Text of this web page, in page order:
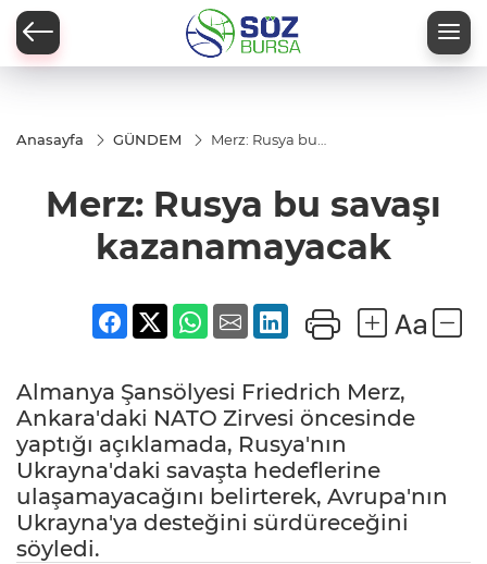
Anasayfa GÜNDEM
Merz: Rusya bu
Merz: Rusya bu savaşı
kazanamayacak
Almanya Şansölyesi Friedrich Merz,
Ankara'daki NATO Zirvesi öncesinde
yaptığı açıklamada, Rusya'nın
Ukrayna'daki savaşta hedeflerine
ulaşamayacağını belirterek, Avrupa'nın
Ukrayna'ya desteğini sürdüreceğini
söyledi.